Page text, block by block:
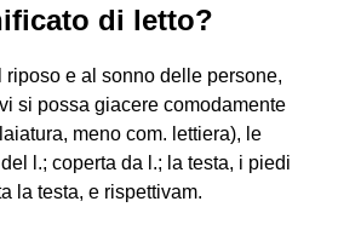
di letto?
e al sonno delle persone,
si possa giacere comodamente
meno com. lettiera), le
l.; coperta da l.; la testa, i piedi
la testa, e rispettivam.